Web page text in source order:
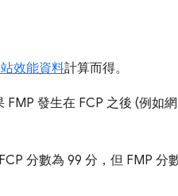
效能資料計算而得。
發生在 FCP 之後 (例如
分數為 99 分，但 FMP 分